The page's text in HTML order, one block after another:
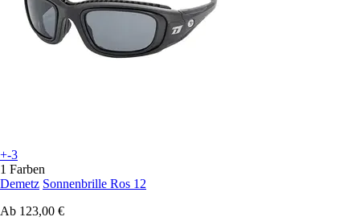
+-3
1 Farben
Demetz Sonnenbrille Ros 12
Ab 123,00 €